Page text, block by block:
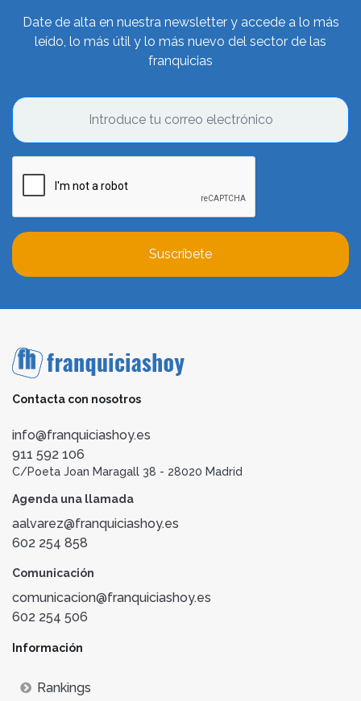
Date de alta en nuestra newsletter y accede a lo más
leído, lo más útil y lo más nuevo del sector de las
franquicias
Suscríbete
Contacta con nosotros
info@franquiciashoy.es
911 592 106
C/Poeta Joan Maragall 38 - 28020 Madrid
Agenda una llamada
aalvarez@franquiciashoy.es
602 254 858
Comunicación
comunicacion@franquiciashoy.es
602 254 506
Información
Rankings